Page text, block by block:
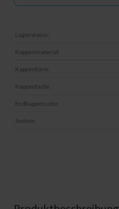
Lagerstatus:
Kappenmaterial
Kappenform
Kappenfarbe
Endkappenseite
System